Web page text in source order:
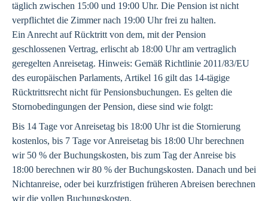
täglich zwischen 15:00 und 19:00 Uhr. Die Pension ist nicht
verpflichtet die Zimmer nach 19:00 Uhr frei zu halten.
Ein Anrecht auf Rücktritt von dem, mit der Pension
geschlossenen Vertrag, erlischt ab 18:00 Uhr am vertraglich
geregelten Anreisetag. Hinweis: Gemäß Richtlinie 2011/83/EU
des europäischen Parlaments, Artikel 16 gilt das 14-tägige
Rücktrittsrecht nicht für Pensionsbuchungen. Es gelten die
Stornobedingungen der Pension, diese sind wie folgt:
Bis 14 Tage vor Anreisetag bis 18:00 Uhr ist die Stornierung
kostenlos, bis 7 Tage vor Anreisetag bis 18:00 Uhr berechnen
wir 50 % der Buchungskosten, bis zum Tag der Anreise bis
18:00 berechnen wir 80 % der Buchungskosten. Danach und bei
Nichtanreise, oder bei kurzfristigen früheren Abreisen berechnen
wir die vollen Buchungskosten.